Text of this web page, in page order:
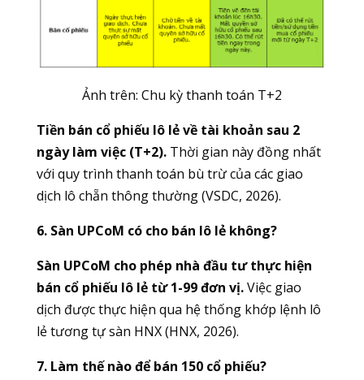
Ảnh trên: Chu kỳ thanh toán T+2
Tiền bán cổ phiếu lô lẻ về tài khoản sau 2
ngày làm việc (T+2).Thời gian này đồng nhất
với quy trình thanh toán bù trừ của các giao
dịch lô chẵn thông thường (VSDC, 2026).
6. Sàn UPCoM có cho bán lô lẻ không?
Sàn UPCoM cho phép nhà đầu tư thực hiện
bán cổ phiếu lô lẻ từ 1-99 đơn vị.Việc giao
dịch được thực hiện qua hệ thống khớp lệnh lô
lẻ tương tự sàn HNX (HNX, 2026).
7. Làm thế nào để bán 150 cổ phiếu?